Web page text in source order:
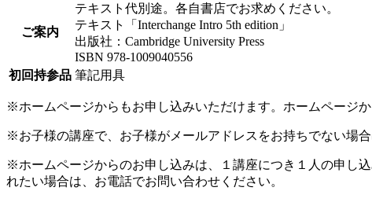
ご案内
テキスト代別途。各自書店でお求めください。
テキスト「Interchange Intro 5th edition」
出版社：Cambridge University Press
ISBN 978-1009040556
初回持参品 筆記用具
※ホームページからもお申し込みいただけます。ホームページ
※お子様の講座で、お子様がメールアドレスをお持ちでない場
※ホームページからのお申し込みは、１講座につき１人の申し
れたい場合は、お電話でお問い合わせください。